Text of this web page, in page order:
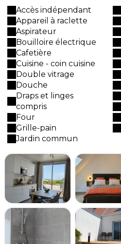
Accès indépendant
Appareil à raclette
Aspirateur
Bouilloire électrique
Cafetière
Cuisine - coin cuisine
Double vitrage
Douche
Draps et linges
compris
Four
Grille-pain
Jardin commun